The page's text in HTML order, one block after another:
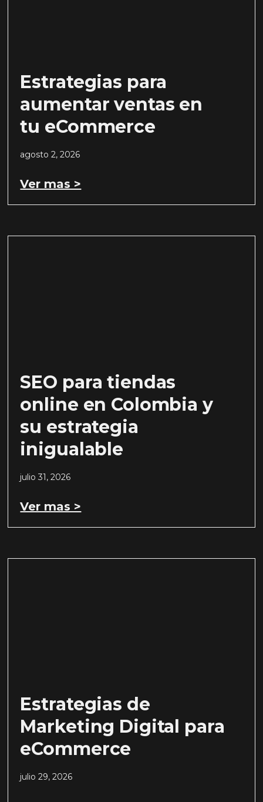
Estrategias para
aumentar ventas en
tu eCommerce
agosto 2, 2026
Ver mas >
SEO para tiendas
online en Colombia y
su estrategia
inigualable
julio 31, 2026
Ver mas >
Estrategias de
Marketing Digital para
eCommerce
julio 29, 2026